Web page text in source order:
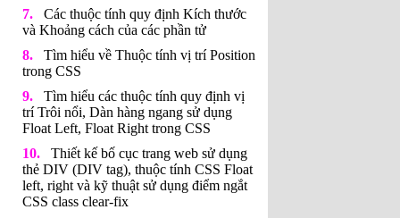
Các thuộc tính quy định Kích thước
và Khoảng cách của các phần tử
Tìm hiểu về Thuộc tính vị trí Position
trong CSS
Tìm hiểu các thuộc tính quy định vị
trí Trôi nổi, Dàn hàng ngang sử dụng
Float Left, Float Right trong CSS
Thiết kế bố cục trang web sử dụng
thẻ DIV (DIV tag), thuộc tính CSS Float
left, right và kỹ thuật sử dụng điểm ngắt
CSS class clear-fix